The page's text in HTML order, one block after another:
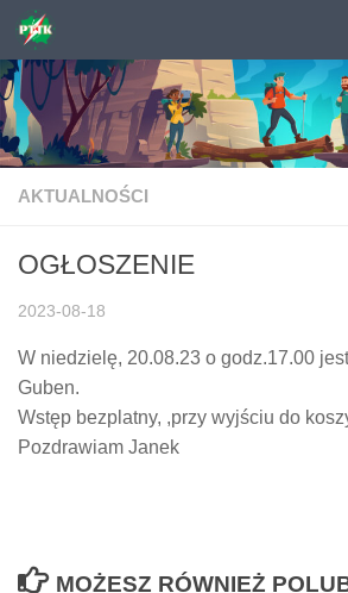
Skip to content
AKTUALNOŚCI
OGŁOSZENIE
2023-08-18
W niedzielę, 20.08.23 o godz.17.00
Guben.
Wstęp bezplatny, ,przy wyjściu do
Pozdrawiam Janek
MOŻESZ RÓWNIEŻ